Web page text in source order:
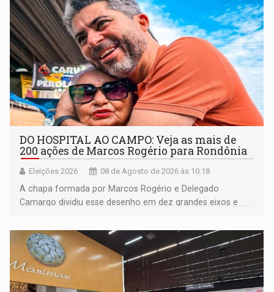
DO HOSPITAL AO CAMPO: Veja as mais de
200 ações de Marcos Rogério para Rondônia
Eleições 2026 08 de Agosto de 2026 às 10:18
A chapa formada por Marcos Rogério e Delegado
Camargo dividiu esse desenho em dez grandes eixos e